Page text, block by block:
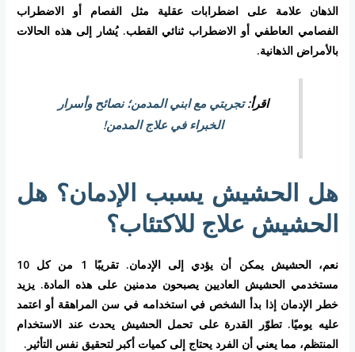
الذهان علامة على اضطرابات عقلية مثل الفصام أو الاضطراب
الفصامي العاطفي أو الاضطراب ثنائي القطب. يُشار إلى هذه الحالات
بالأمراض الذهانية.
اقرأ:تجربتي مع ابني المدمن؛ نصائح وأسرار
الخبراء في علاج المدمن!
هل الحشيش يسبب الإدمان؟ هل
الحشيش علاج للاكتئاب؟
نعم، الحشيش يمكن أن يؤدي إلى الإدمان. تقريبًا 1 من كل 10
مستخدمي الحشيش العاديين يصبحون مدمنين على هذه المادة. يزيد
خطر الإدمان إذا بدأ الشخص في استخدامه في سن المراهقة أو اعتمد
عليه يوميًا. تطوّر القدرة على تحمل الحشيش يحدث عند الاستخدام
المنتظم، مما يعني أن الفرد يحتاج إلى كميات أكبر لتحقيق نفس التأثير.